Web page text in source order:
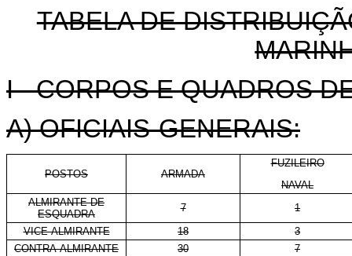
TABELA DE
I - CORPOS E QUADROS
A) OFICIAIS-GENERAIS:
POSTOS ARMADA
FUZILEIRO
NAVAL
ALMIRANTE DE
ESQUADRA
7
1
VICE-ALMIRANTE
18
3
CONTRA-ALMIRANTE
30
7